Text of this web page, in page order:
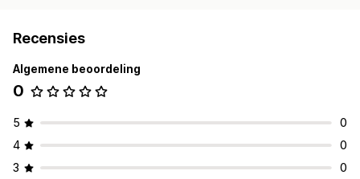
Recensies
Algemene beoordeling
0
5
0
4
0
3
0